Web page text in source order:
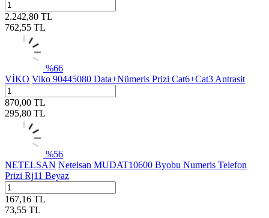
2.242,80 TL
762,55 TL
%66
VİKO Viko 90445080 Data+Nümeris Prizi Cat6+Cat3 Antrasit
870,00 TL
295,80 TL
%56
NETELSAN Netelsan MUDAT10600 Byobu Numeris Telefon
Prizi Rj11 Beyaz
167,16 TL
73,55 TL